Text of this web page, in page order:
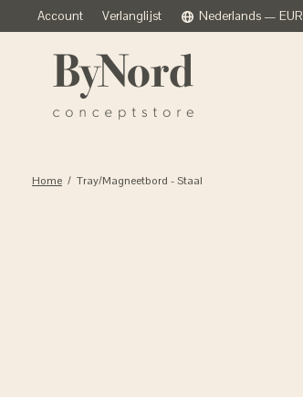
Account Verlanglijst Nederlands — EUR
Home / Tray/Magneetbord - Staal